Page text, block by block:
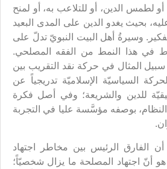
لطمس الدين، أو للتلاعب به، أو لمنح
بحيث يغدو الدين على المدى البعيد
وسيرةُ أهل البيت النبويّ تدلّ على
في هذا النمط من الفقه المصلحي.
سبيل المثال في حركة نقد التقريب بين
السياسيّة الإسلاميّة تدريجياً عن
للدين والشريعة؛ وفي أصل فكرة
بوصفه مؤسَّسة عليا في التجربة
الفارق الرئيس بين مخاطر اجتهاد
هو أنّ اجتهاد المصلحة ما يزال شخصيّاً؛